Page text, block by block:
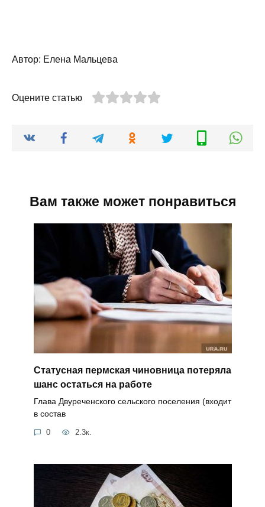
Автор: Елена Мальцева
Оцените статью
Вам также может понравиться
Статусная пермская чиновница потеряла
шанс остаться на работе
Глава Двуреченского сельского поселения (входит
в состав
0 2.3к.